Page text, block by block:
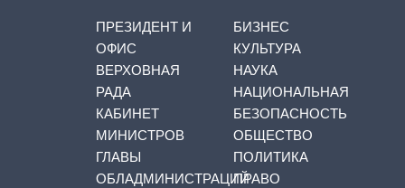
ПРЕЗИДЕНТ И
ОФИС
ВЕРХОВНАЯ
РАДА
КАБИНЕТ
МИНИСТРОВ
ГЛАВЫ
ОБЛАДМИНИСТРАЦИЙ
БИЗНЕС
КУЛЬТУРА
НАУКА
НАЦИОНАЛЬНАЯ
БЕЗОПАСНОСТЬ
ОБЩЕСТВО
ПОЛИТИКА
ПРАВО